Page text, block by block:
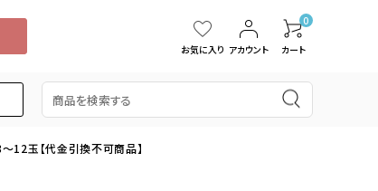
お気に入り アカウント
0
カート
12玉【代金引換不可商品】